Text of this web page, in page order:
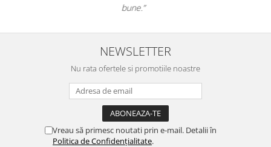
pentru orice stăpân de animale.
NEWSLETTER
Nu rata ofertele si promotiile noastre
Vreau să primesc noutati prin e-mail. Detalii în
Politica de Confidențialitate.